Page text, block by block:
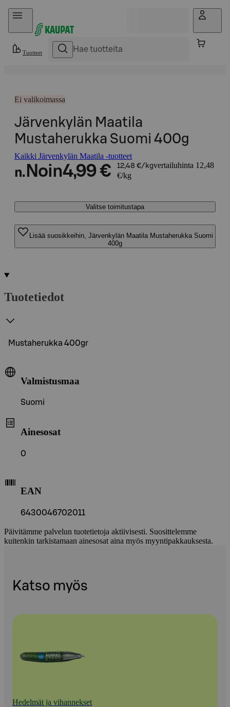
Hyppää sisältöön
Tuotteet
Ei valikoimassa
Järvenkylän Maatila
Mustaherukka Suomi 400g
Kaikki Järvenkylän Maatila -tuotteet
n. Noin4,99 € 12,48 €/kgvertailuhinta 12,48
€/kg
Valitse toimitustapa
Lisää suosikkeihin, Järvenkylän Maatila Mustaherukka Suomi
400g
Tuotetiedot
Mustaherukka 400gr
Valmistusmaa
Suomi
Ainesosat
0
EAN
6430046702011
Päivitämme palvelun tuotetietoja aktiivisesti. Suosittelemme
kuitenkin tarkistamaan ainesosat aina myös myyntipakkauksesta.
Katso myös
Hedelmät ja vihannekset